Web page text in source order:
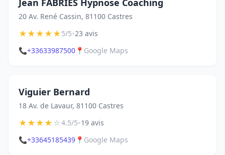
Jean FABRIES Hypnose Coaching
20 Av. René Cassin, 81100 Castres
★★★★★5/5•23 avis
📞+33633987500 📍 Google Maps
Viguier Bernard
18 Av. de Lavaur, 81100 Castres
★★★★☆4.5/5•19 avis
📞+33645185439 📍 Google Maps